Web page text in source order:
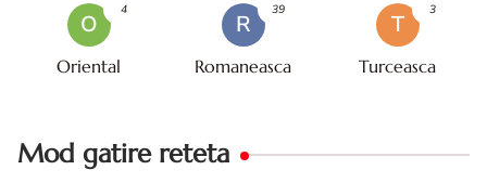
O
Oriental
4
R
Romaneasca
39
T
Turceasca
3
Mod gatire reteta